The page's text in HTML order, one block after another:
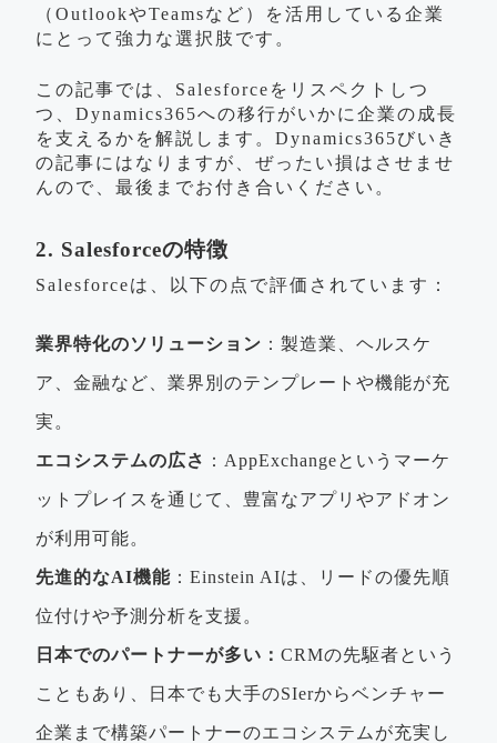
（OutlookやTeamsなど）を活用している企業
にとって強力な選択肢です。
この記事では、Salesforceをリスペクトしつ
つ、Dynamics365への移行がいかに企業の成長
を支えるかを解説します。Dynamics365びいき
の記事にはなりますが、ぜったい損はさせませ
んので、最後までお付き合いください。
2. Salesforceの特徴
Salesforceは、以下の点で評価されています：
業界特化のソリューション ：製造業、ヘルスケ
ア、金融など、業界別のテンプレートや機能が充
実。
エコシステムの広さ ：AppExchangeというマーケ
ットプレイスを通じて、豊富なアプリやアドオン
が利用可能。
先進的なAI機能 ：Einstein AIは、リードの優先順
位付けや予測分析を支援。
日本でのパートナーが多い： CRMの先駆者という
こともあり、日本でも大手のSIerからベンチャー
企業まで構築パートナーのエコシステムが充実し